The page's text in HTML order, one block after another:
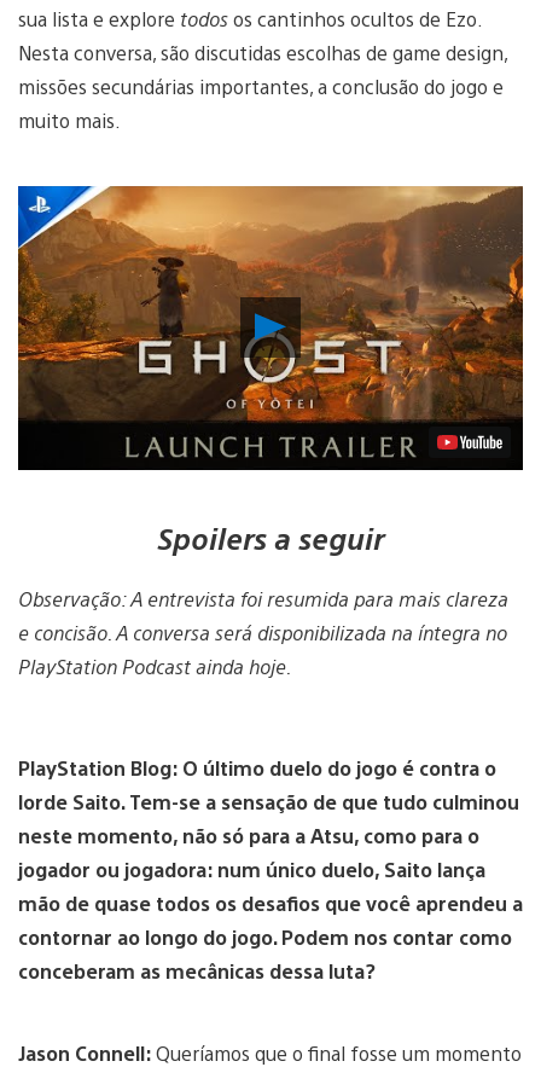
sua lista e explore todosos cantinhos ocultos de Ezo.
Nesta conversa, são discutidas escolhas de game design,
missões secundárias importantes, a conclusão do jogo e
muito mais.
Reproduzir
Vídeo
Spoilers a seguir
Observação: A entrevista foi resumida para mais clareza
e concisão. A conversa será disponibilizada na íntegra no
PlayStation Podcast ainda hoje.
PlayStation Blog: O último duelo do jogo é contra o
lorde Saito. Tem-se a sensação de que tudo culminou
neste momento, não só para a Atsu, como para o
jogador ou jogadora: num único duelo, Saito lança
mão de quase todos os desafios que você aprendeu a
contornar ao longo do jogo. Podem nos contar como
conceberam as mecânicas dessa luta?
Jason Connell:Queríamos que o final fosse um momento